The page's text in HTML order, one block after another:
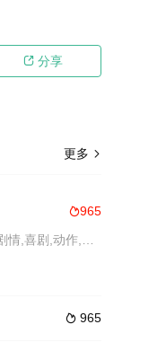
 分享
更多 
965
 965